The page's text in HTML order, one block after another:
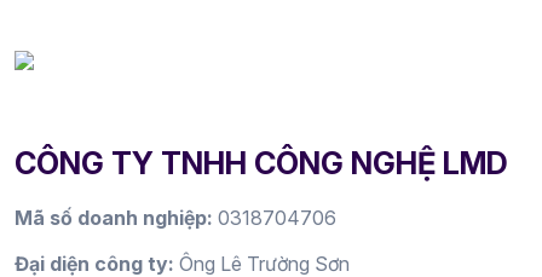
CÔNG TY TNHH CÔNG NGHỆ LMD
Mã số doanh nghiệp: 0318704706
Đại diện công ty: Ông Lê Trường Sơn